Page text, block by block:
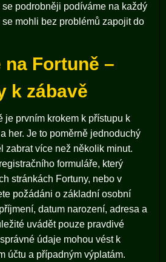
podrobněji podíváme na každý
mohli bez problémů zapojit do
Fortuně –
k zábavě
je prvním krokem k přístupu k
her. Je to poměrně jednoduchý
zabrat více než několik minut.
formuláře, který
stránkách Fortuny, nebo v
požádáni o základní osobní
datum narození, adresa a
uvádět pouze pravdivé
údaje mohou vést k
účtu a případným výplatám.